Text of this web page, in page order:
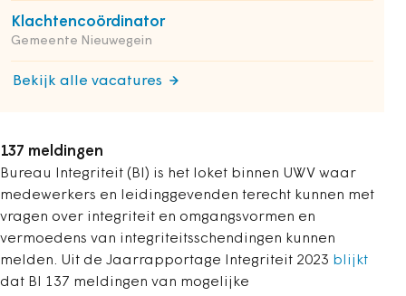
Klachtencoördinator
Gemeente Nieuwegein
Bekijk alle vacatures
137 meldingen
Bureau Integriteit (BI) is het loket binnen UWV waar
medewerkers en leidinggevenden terecht kunnen met
vragen over integriteit en omgangsvormen en
vermoedens van integriteitsschendingen kunnen
melden. Uit de Jaarrapportage Integriteit 2023 blijkt
dat BI 137 meldingen van mogelijke